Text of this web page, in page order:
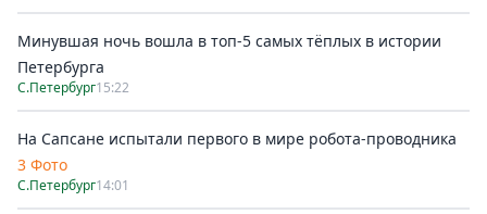
Минувшая ночь вошла в топ-5 самых тёплых в истории
Петербурга
С.Петербург15:22
На Сапсане испытали первого в мире робота-проводника
3 Фото
С.Петербург14:01